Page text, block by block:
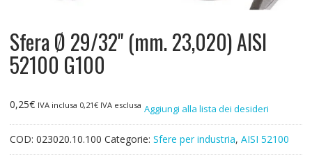
Sfera Ø 29/32" (mm. 23,020) AISI
52100 G100
0,25€ IVA inclusa 0,21€IVA esclusa Aggiungi alla lista dei desideri
COD: 023020.10.100 Categorie: Sfere per industria, AISI 52100